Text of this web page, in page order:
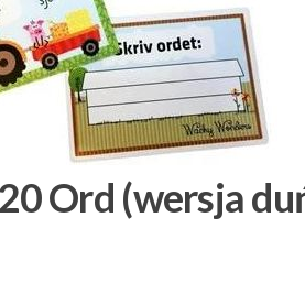
Ord (wersja